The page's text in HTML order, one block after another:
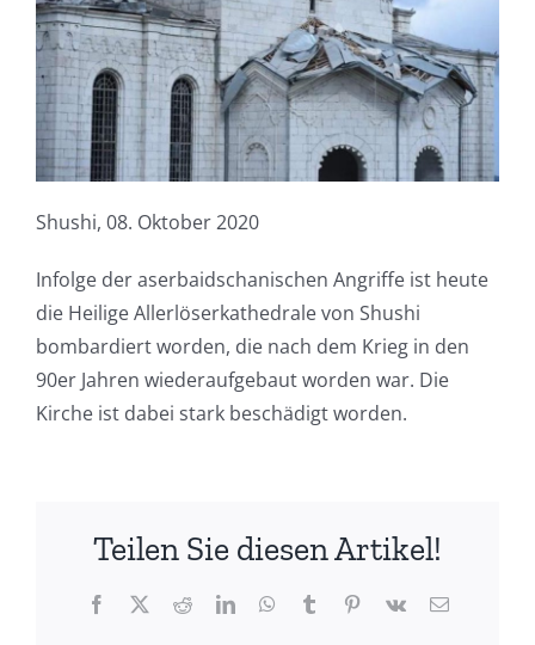
Shushi, 08. Oktober 2020
Infolge der aserbaidschanischen Angriffe ist heute
die Heilige Allerlöserkathedrale von Shushi
bombardiert worden, die nach dem Krieg in den
90er Jahren wiederaufgebaut worden war. Die
Kirche ist dabei stark beschädigt worden.
Teilen Sie diesen Artikel!
Facebook
X RedditLinkedInWhatsApp
TumblrPinterest
Vk
E-